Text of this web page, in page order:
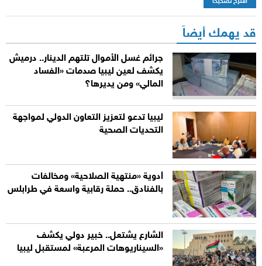
اقترح تصحيحاً
قد يهمك أيضاً
جرائم غسل الأموال تلتهم الدينار.. درميش
يكشف لعين ليبيا صدمات «الفساد
المالي» ومن يديرها؟
ليبيا تدعو لتعزيز التعاون الدولي لمواجهة
التحديات الصحية
أدوية «منتهية الصلاحية» ومخالفات
بالفنادق.. حملة رقابية واسعة في طرابلس
الشارع يشتعل.. خبير دولي يكشف
«السيناريوهات المرعبة» لمستقبل ليبيا